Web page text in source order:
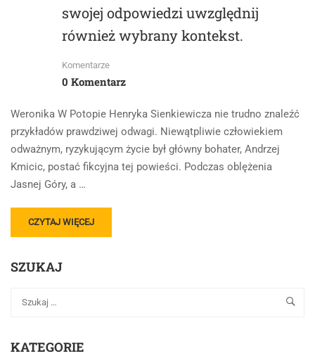
swojej odpowiedzi uwzględnij
również wybrany kontekst.
Komentarze
0 Komentarz
Weronika W Potopie Henryka Sienkiewicza nie trudno znaleźć
przykładów prawdziwej odwagi. Niewątpliwie człowiekiem
odważnym, ryzykującym życie był główny bohater, Andrzej
Kmicic, postać fikcyjna tej powieści. Podczas oblężenia
Jasnej Góry, a …
READ
MORE
1.
I
ZAGADNIENIE
CZYTAJ WIĘCEJ
SZUKAJ
KATEGORIE